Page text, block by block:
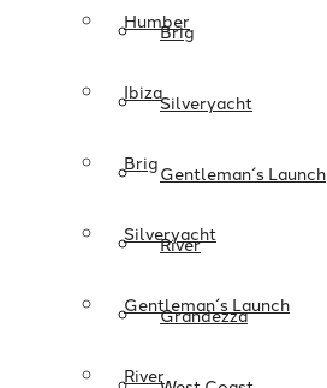
Brig
Silveryacht
Gentleman´s Launch
River
Grandezza
Humber
Ibiza
Brig
Silveryacht
Gentleman´s Launch
River